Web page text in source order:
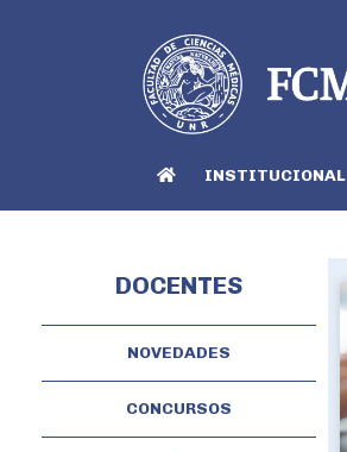
INSTITUCIONAL
DOCENTES
NOVEDADES
CONCURSOS